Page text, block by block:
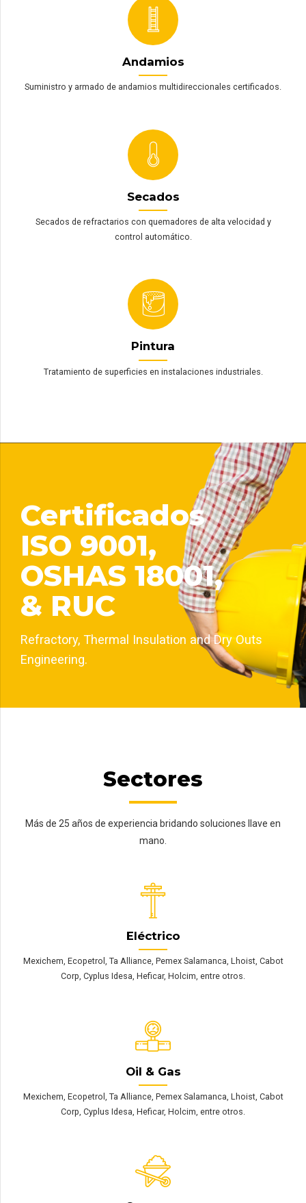
Andamios
Suministro y armado de andamios multidireccionales certificados.
Secados
Secados de refractarios con quemadores de alta velocidad y
control automático.
Pintura
Tratamiento de superficies en instalaciones industriales.
Certificados
ISO 9001,
OSHAS 18001,
& RUC
Refractory, Thermal Insulation and Dry Outs
Engineering.
Sectores
Más de 25 años de experiencia bridando soluciones llave en
mano.
Eléctrico
Mexichem, Ecopetrol, Ta Alliance, Pemex Salamanca, Lhoist, Cabot
Corp, Cyplus Idesa, Heficar, Holcim, entre otros.
Oil & Gas
Mexichem, Ecopetrol, Ta Alliance, Pemex Salamanca, Lhoist, Cabot
Corp, Cyplus Idesa, Heficar, Holcim, entre otros.